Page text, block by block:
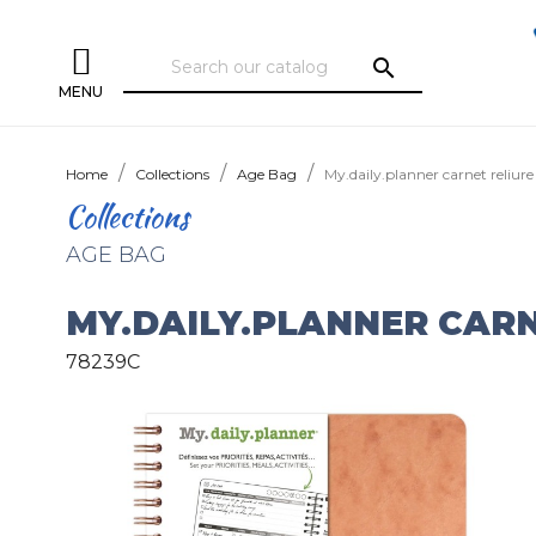
MENU
search
Home Collections Age Bag My.daily.planner carnet
Collections
AGE BAG
MY.DAILY.PLANNER
78239C